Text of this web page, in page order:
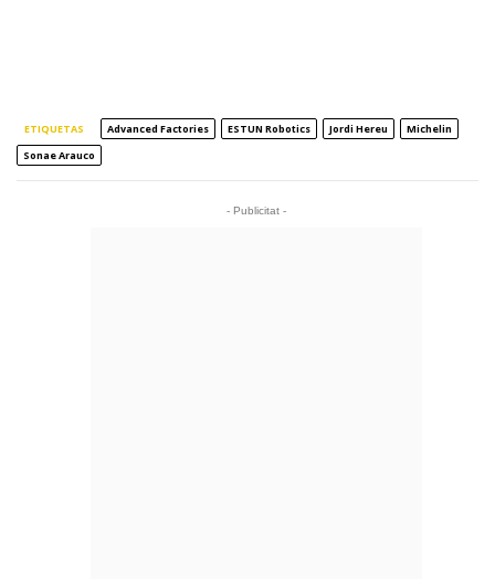
ETIQUETAS Advanced Factories ESTUN Robotics Jordi Hereu
Michelin
Sonae Arauco
- Publicitat -